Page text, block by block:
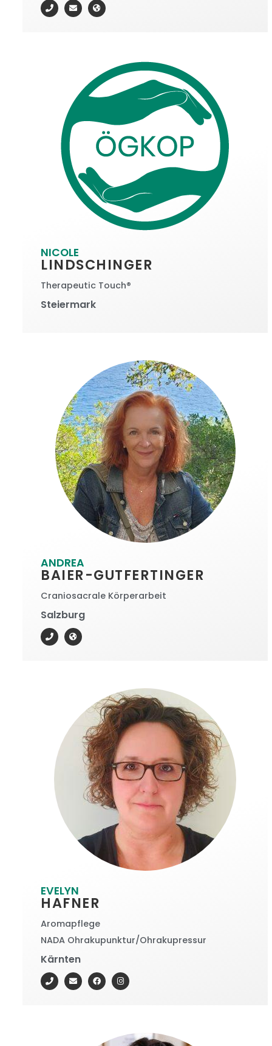
NICOLE
LINDSCHINGER
Therapeutic Touch®
Steiermark
ANDREA
BAIER-GUTFERTINGER
Craniosacrale Körperarbeit
Salzburg
EVELYN
HAFNER
Aromapflege
NADA Ohrakupunktur/Ohrakupressur
Kärnten